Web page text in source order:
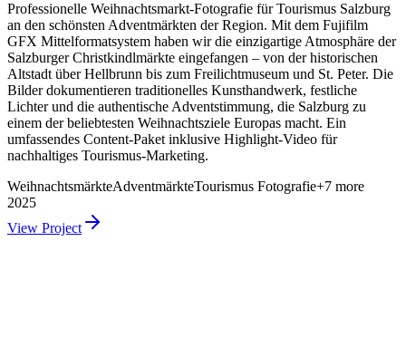
Professionelle Weihnachtsmarkt-Fotografie für Tourismus Salzburg
an den schönsten Adventmärkten der Region. Mit dem Fujifilm
GFX Mittelformatsystem haben wir die einzigartige Atmosphäre der
Salzburger Christkindlmärkte eingefangen – von der historischen
Altstadt über Hellbrunn bis zum Freilichtmuseum und St. Peter. Die
Bilder dokumentieren traditionelles Kunsthandwerk, festliche
Lichter und die authentische Adventstimmung, die Salzburg zu
einem der beliebtesten Weihnachtsziele Europas macht. Ein
umfassendes Content-Paket inklusive Highlight-Video für
nachhaltiges Tourismus-Marketing.
WeihnachtsmärkteAdventmärkteTourismus Fotografie+7 more
2025
View Project